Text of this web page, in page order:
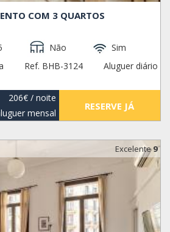
COM 3 QUARTOS
Não
Sim
Ref. BHB-3124
Aluguer diário
206€/ noite
mensal
RESERVE JÁ
Excelente9